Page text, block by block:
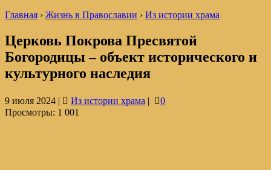
Главная › Жизнь в Православии › Из истории храма
Церковь Покрова Пресвятой
Богородицы – объект исторического и
культурного наследия
9 июля 2024 | Из истории храма |
0
Просмотры: 1 001